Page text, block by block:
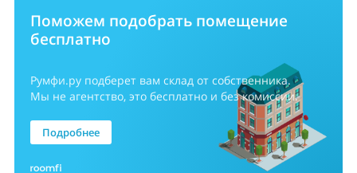
Поможем подобрать помещение
бесплатно
Румфи.ру подберет вам склад от собственника.
Мы не агентство, это бесплатно и без комиссии.
Подробнее